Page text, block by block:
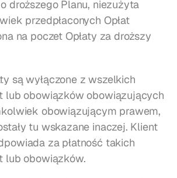
droższego Planu, niezużyta
przedpłaconych Opłat
na poczet Opłaty za droższy
są wyłączone z wszelkich
lub obowiązków obowiązujących
obowiązującym prawem,
tu wskazane inaczej. Klient
za płatność takich
lub obowiązków.